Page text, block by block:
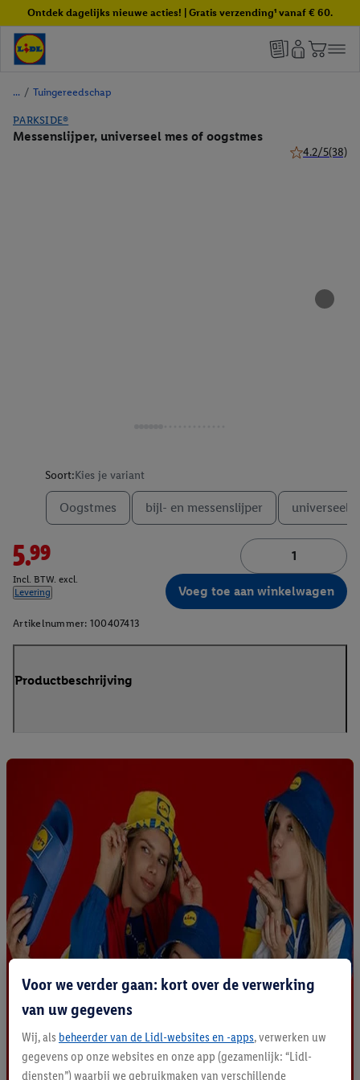
Ontdek dagelijks nieuwe acties! | Gratis verzending¹ vanaf € 60.
/ Tuingereedschap
PARKSIDE®
Messenslijper, universeel mes of oogstmes
4.2/5(38)
Soort:Kies je variant
Oogstmes bijl- en messenslijper universeel
5.99
Incl. BTW. excl.
Levering
Voeg toe aan winkelwagen
Artikelnummer: 100407413
Productbeschrijving
Voor we verder gaan: kort over de verwerking
van uw gegevens
Wij, als beheerder van de Lidl-websites en -apps, verwerken uw
gegevens op onze websites en onze app (gezamenlijk: “Lidl-
diensten”) waarbij we gebruikmaken van verschillende